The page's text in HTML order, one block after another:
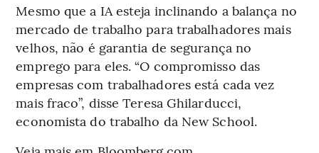
Mesmo que a IA esteja inclinando a balança no
mercado de trabalho para trabalhadores mais
velhos, não é garantia de segurança no
emprego para eles. “O compromisso das
empresas com trabalhadores está cada vez
mais fraco”, disse Teresa Ghilarducci,
economista do trabalho da New School.